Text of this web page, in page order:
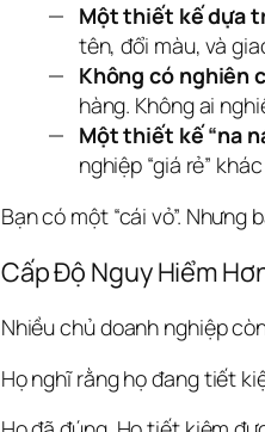
Một thiết kế dựa
tên, đổi màu, và
Không có nghiên
hàng. Không ai
Một thiết kế “na
nghiệp “giá rẻ”
Bạn có một “cái vỏ”. Nhưng
Cấp Độ Nguy Hiểm
Nhiều chủ doanh nghiệp
Họ nghĩ rằng họ đang tiết